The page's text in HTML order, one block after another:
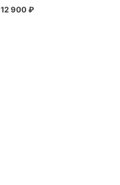
12 900 ₽